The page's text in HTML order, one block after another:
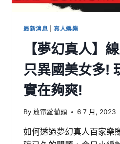
最新消息 |真人娛樂
【夢幻真人】
只異國美女多!
實在夠爽!
By 放電蘿蔔頭 6 7 月, 2023
如何透過夢幻真人百家樂